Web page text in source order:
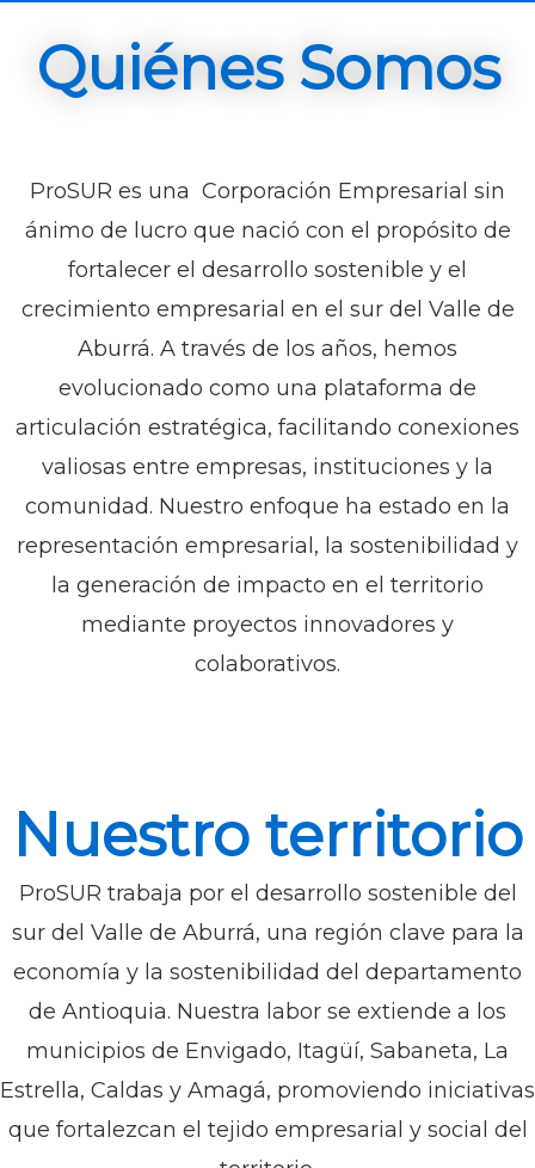
Quiénes Somos
ProSUR es una Corporación Empresarial sin
ánimo de lucro que nació con el propósito de
fortalecer el desarrollo sostenible y el
crecimiento empresarial en el sur del Valle de
Aburrá. A través de los años, hemos
evolucionado como una plataforma de
articulación estratégica, facilitando conexiones
valiosas entre empresas, instituciones y la
comunidad. Nuestro enfoque ha estado en la
representación empresarial, la sostenibilidad y
la generación de impacto en el territorio
mediante proyectos innovadores y
colaborativos.
Nuestro territorio
ProSUR trabaja por el desarrollo sostenible del
sur del Valle de Aburrá, una región clave para la
economía y la sostenibilidad del departamento
de Antioquia. Nuestra labor se extiende a los
municipios de Envigado, Itagüí, Sabaneta, La
Estrella, Caldas y Amagá, promoviendo iniciativas
que fortalezcan el tejido empresarial y social del